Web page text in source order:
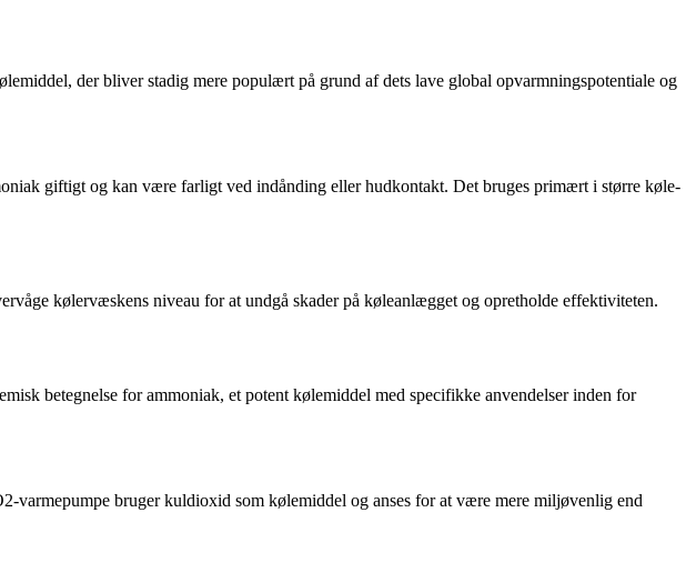
der bliver stadig mere populært på grund af dets lave global opvarmningspotentiale og
giftigt og kan være farligt ved indånding eller hudkontakt. Det bruges primært i større køle-
kølervæskens niveau for at undgå skader på køleanlægget og opretholde effektiviteten.
betegnelse for ammoniak, et potent kølemiddel med specifikke anvendelser inden for
varmepumpe bruger kuldioxid som kølemiddel og anses for at være mere miljøvenlig end